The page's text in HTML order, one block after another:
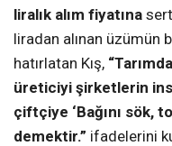
liralık alım fiyatına
liradan alınan üzümün
hatırlatan Kış,
üreticiyi şirketlerin
çiftçiye ‘Bağını sök,
demektir.” ifadelerini